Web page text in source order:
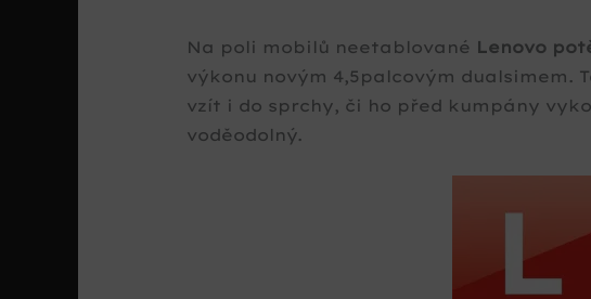
Na poli mobilů neetablované Lenovo
výkonu novým 4,5palcovým dualsimem.
vzít i do sprchy, či ho před kumpány
voděodolný.